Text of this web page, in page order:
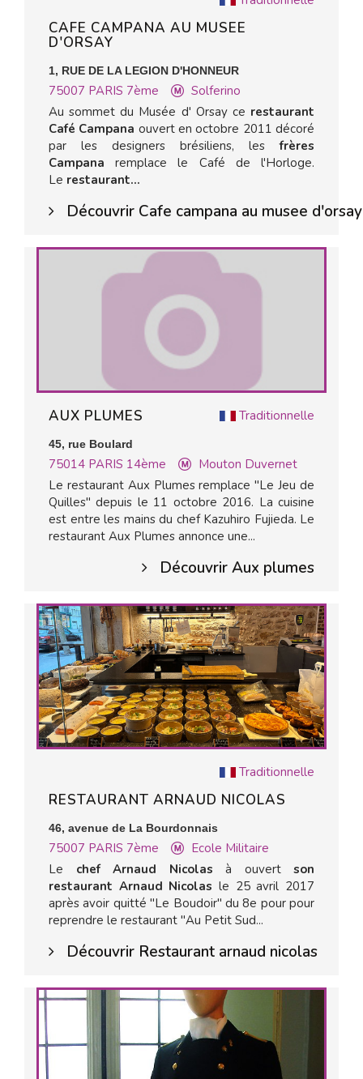
CAFE CAMPANA AU MUSEE
D'ORSAY
1, RUE DE LA LEGION D'HONNEUR
75007 PARIS 7ème
Solferino
Au sommet du Musée d' Orsay ce restaurant
Café Campana ouvert en octobre 2011 décoré
par les designers brésiliens, lesfrères
Campanaremplace le Café de l'Horloge.
Le restaurant...
Découvrir Cafe campana au musee d'orsay
Traditionnelle
AUX PLUMES
45, rue Boulard
75014 PARIS 14ème
Mouton Duvernet
Le restaurant Aux Plumes remplace "Le Jeu de
Quilles" depuis le 11 octobre 2016. La cuisine
est entre les mains du chef Kazuhiro Fujieda. Le
restaurant Aux Plumes annonce une...
Découvrir Aux plumes
Traditionnelle
RESTAURANT ARNAUD NICOLAS
46, avenue de La Bourdonnais
75007 PARIS 7ème
Ecole Militaire
Le chef Arnaud Nicolas à ouvert son
restaurant Arnaud Nicolas le 25 avril 2017
après avoir quitté "Le Boudoir" du 8e pour pour
reprendre le restaurant "Au Petit Sud...
Découvrir Restaurant arnaud nicolas